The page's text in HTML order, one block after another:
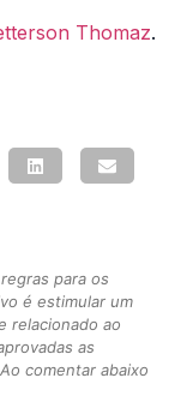
Thomaz.
para os
é estimular um
relacionado ao
as
comentar abaixo